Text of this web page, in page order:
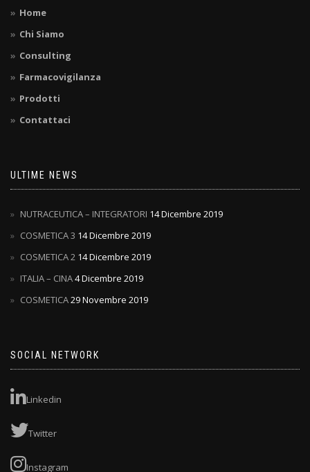
Home
Chi Siamo
Consulting
Farmacovigilanza
Prodotti
Contattaci
ULTIME NEWS
NUTRACEUTICA – INTEGRATORI 14 Dicembre 2019
COSMETICA 3 14 Dicembre 2019
COSMETICA 2 14 Dicembre 2019
ITALIA – CINA4 Dicembre 2019
COSMETICA29 Novembre 2019
SOCIAL NETWORK
Linkedin
Twitter
Instagram